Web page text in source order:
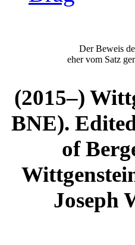
Der Beweis
eher vom Satz
(2015–)
BNE).
of
Joseph